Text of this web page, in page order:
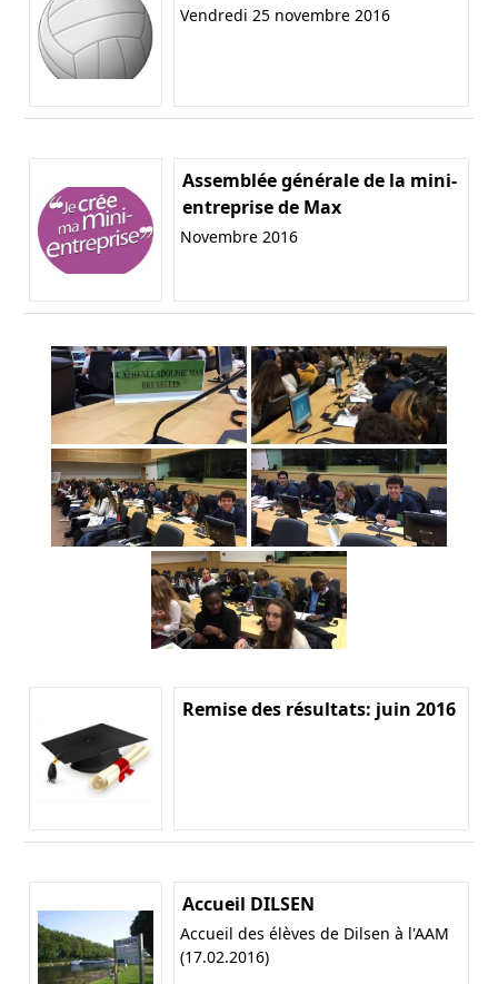
Vendredi 25 novembre 2016
Assemblée générale de la mini-
entreprise de Max
Novembre 2016
Remise des résultats: juin 2016
Accueil DILSEN
Accueil des élèves de Dilsen à l'AAM
(17.02.2016)